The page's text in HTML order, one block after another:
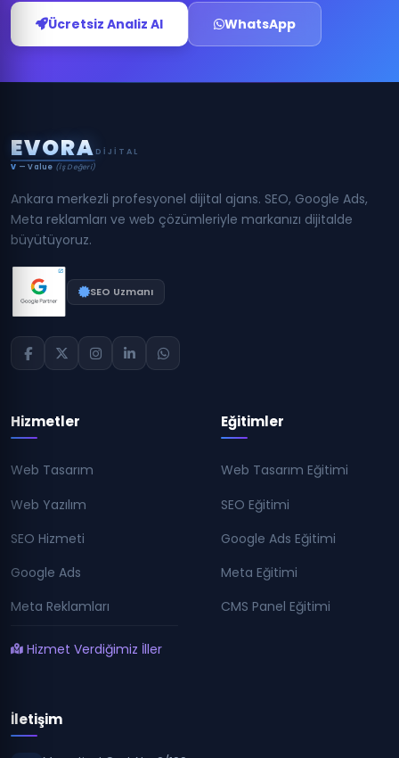
Ücretsiz Analiz Al WhatsApp
EVORA DIJITAL
V — Value (İş Değeri)
Ankara merkezli profesyonel dijital ajans. SEO, Google Ads,
Meta reklamları ve web çözümleriyle markanızı dijitalde
büyütüyoruz.
SEO Uzmanı
Hizmetler
Web Tasarım
Web Yazılım
SEO Hizmeti
Google Ads
Meta Reklamları
Hizmet Verdiğimiz İller
Eğitimler
Web Tasarım Eğitimi
SEO Eğitimi
Google Ads Eğitimi
Meta Eğitimi
CMS Panel Eğitimi
İletişim